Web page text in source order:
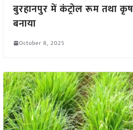
बुरहानपुर में कंट्रोल रूम तथा
बनाया
October 8, 2025